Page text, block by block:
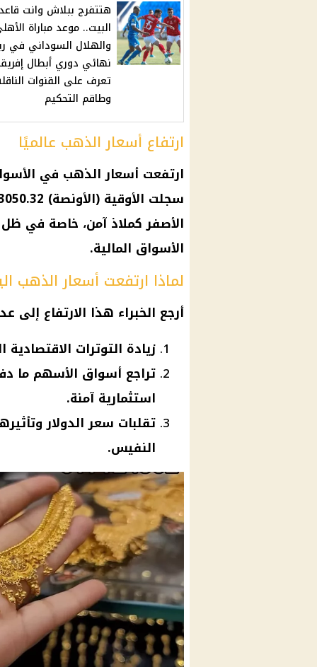
هتتفرج ببلاش وانت
البيت.. موعد مباراة
والهلال السوداني في
نهائي دوري أبطال
تعرف على القنوات
وطاقم التحكيم
ارتفاع أسعار الذهب عالميًا
ارتفعت أسعار الذهب في
الأصفر كملاذ آمن، خاصة في ظل
الأسواق المالية.
لماذا ارتفعت أسعار الذهب
أرجع الخبراء هذا الارتفاع إلى
زيادة التوترات الاقتصادية
تراجع أسواق الأسهم ما
استثمارية آمنة.
تقلبات سعر الدولار
النفيس.